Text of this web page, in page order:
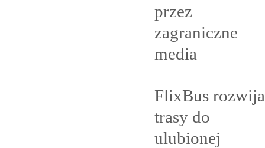
przez
zagraniczne
media
FlixBus rozwija
trasy do
ulubionej